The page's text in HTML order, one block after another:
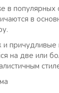
популярных
в
причудливые
на две или